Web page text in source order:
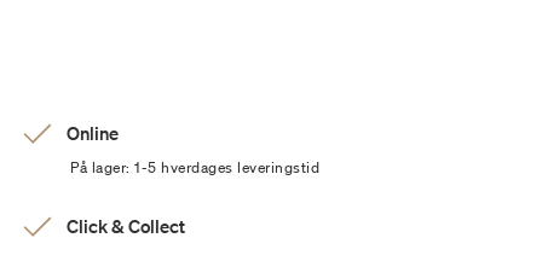
Online
På lager: 1-5 hverdages leveringstid
Click & Collect